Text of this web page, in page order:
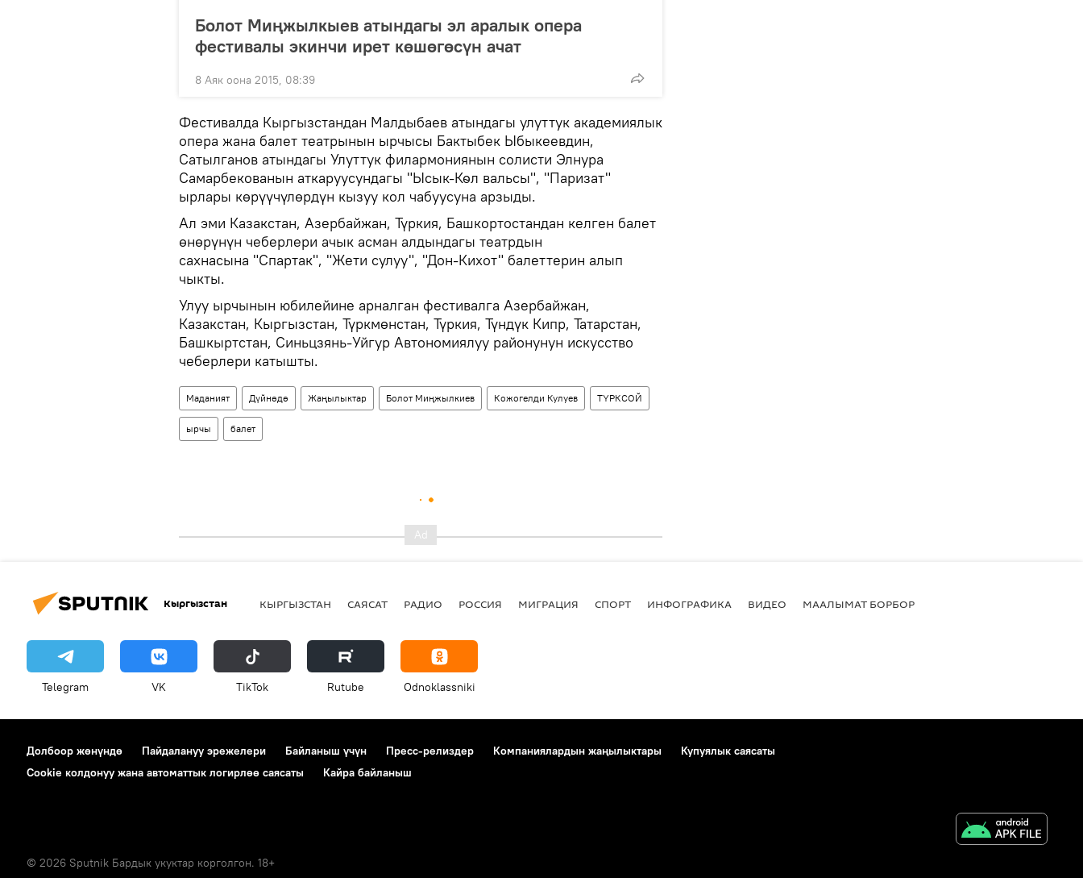
Болот Миңжылкыев атындагы эл аралык опера
фестивалы экинчи ирет көшөгөсүн ачат
8 Аяк оона 2015, 08:39
Фестивалда Кыргызстандан Малдыбаев атындагы улуттук академиялык
опера жана балет театрынын ырчысы Бактыбек Ыбыкеевдин,
Сатылганов атындагы Улуттук филармониянын солисти Элнура
Самарбекованын аткаруусундагы "Ысык-Кѳл вальсы", "Паризат"
ырлары көрүүчүлөрдүн кызуу кол чабуусуна арзыды.
Ал эми Казакстан, Азербайжан, Түркия, Башкортостандан келген балет
өнөрүнүн чеберлери ачык асман алдындагы театрдын
сахнасына "Спартак", "Жети сулуу", "Дон-Кихот" балеттерин алып
чыкты.
Улуу ырчынын юбилейине арналган фестивалга Азербайжан,
Казакстан, Кыргызстан, Түркмөнстан, Түркия, Түндүк Кипр, Татарстан,
Башкыртстан, Синьцзянь-Уйгур Автономиялуу районунун искусство
чеберлери катышты.
Маданият Дүйнөдө Жаңылыктар Болот Миңжылкиев Кожогелди Кулуев ТҮРКСОЙ
ырчы балет
Кыргызстан КЫРГЫЗСТАН САЯСАТ РАДИО РОССИЯ МИГРАЦИЯ СПОРТ ИНФОГРАФИКА ВИДЕО МААЛЫМАТ БОРБОР
Telegram VK ТikТоk Rutube Odnoklassniki
Долбоор жөнүндө Пайдалануу эрежелери Байланыш үчүн Пресс-релиздер Компаниялардын жаңылыктары
Купуялык саясаты
Cookie колдонуу жана автоматтык логирлөө саясаты
Кайра байланыш
© 2026 Sputnik Бардык укуктар корголгон. 18+